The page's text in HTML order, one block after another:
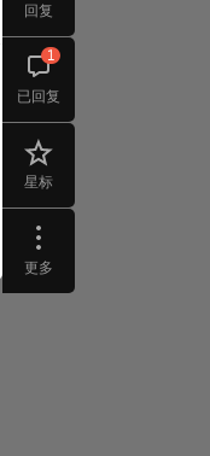
回复
已回复
1
星标
更多